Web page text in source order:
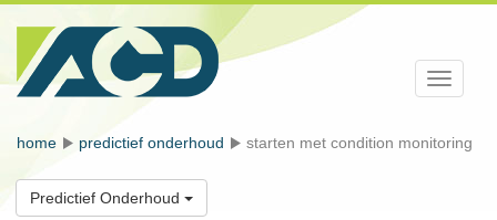
Toggle
home predictief onderhoud starten met condition monitoring
Predictief Onderhoud